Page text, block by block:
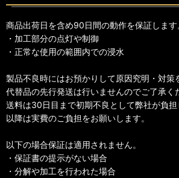
商品出荷日を含め90日間の動作を保証します
・加工部分の点灯や制御
・正常な使用の範囲内での浸水
製品不良時にはお預かりして原因究明・対策
代替品の先行発送は行いませんのでご了承く
送料は30日目まで初期不良として弊社が負担
以降は実費のご負担をお願いします。
以下の場合保証は適用されません。
・保証書の提示がない場合
・分解や加工を行われた場合